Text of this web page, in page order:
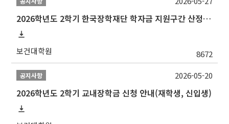
2026학년도 2학기 한국장학재단 학자금 지원구간 산정 신청 안내
보건대학원 8672
공지사항
2026학년도 2학기 교내장학금 신청 안내(재학생, 신입생)
2026-05-20